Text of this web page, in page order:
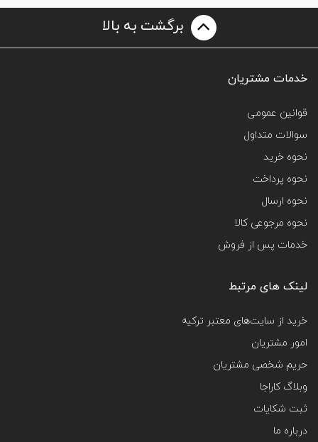
برگشت به بالا
خدمات مشتریان
قوانین عمومی
سوالات متداول
نحوه خرید
نحوه پرداخت
نحوه ارسال
نحوه مرجوعی کالا
خدمات پس از فروش
لینک های مرتبط
خرید از سایت‌های معتبر ترکیه
امور مشتریان
حریم شخصی مشتریان
وبلاگ کاراجا
ثبت شکایات
درباره ما